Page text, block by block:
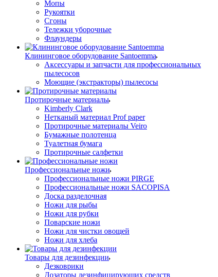
Мопы
Рукоятки
Сгоны
Тележки уборочные
Флаундеры
Клининговое оборудование Santoemma
Аксессуары и запчасти для профессиональных
пылесосов
Моющие (экстракторы) пылесосы
Протирочные материалы
Kimberly Clark
Нетканый материал Prof paper
Протирочные материалы Veiro
Бумажные полотенца
Туалетная бумага
Протирочные салфетки
Профессиональные ножи
Профессиональные ножи PIRGE
Профессиональные ножи SACOPISA
Доска разделочная
Ножи для рыбы
Ножи для рубки
Поварские ножи
Ножи для чистки овощей
Ножи для хлеба
Товары для дезинфекции
Дезковрики
Дозаторы дезинфицирующих средств